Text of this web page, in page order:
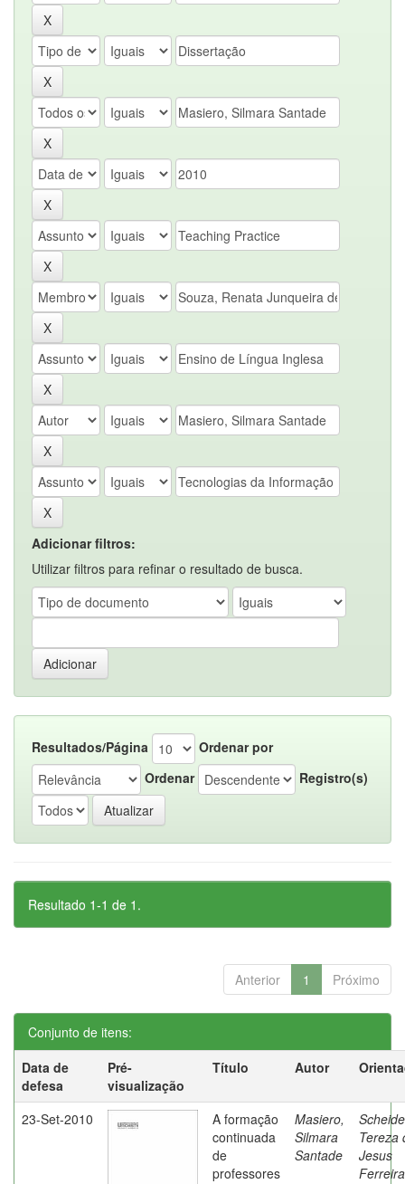
Adicionar filtros:
Utilizar filtros para refinar o resultado de busca.
Resultados/Página
Ordenar por
Ordenar
Registro(s)
Resultado 1-1 de 1.
Anterior 1 Próximo
Conjunto de itens:
Data de
defesa
Pré-
visualização
Título Autor
23-Set-2010
A formação
continuada
de
professores
Masiero,
Silmara
Santade
Tereza
Jesus
Ferreira